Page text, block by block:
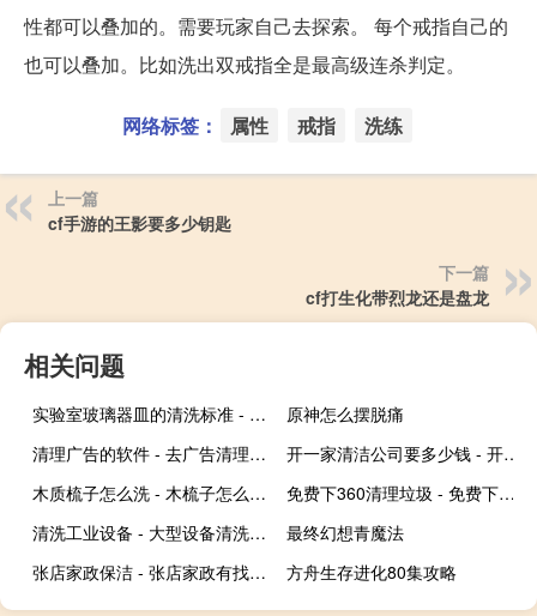
性都可以叠加的。需要玩家自己去探索。 每个戒指自己的
也可以叠加。比如洗出双戒指全是最高级连杀判定。
网络标签： 属性 戒指 洗练
上一篇
cf手游的王影要多少钥匙
下一篇
cf打生化带烈龙还是盘龙
相关问题
实验室玻璃器皿的清洗标准 - 玻璃器皿清洁标准
原神怎么摆脱痛
清理广告的软件 - 去广告清理软件
开一家清洁公司要多少钱 - 开一个小型保洁公司多少钱
木质梳子怎么洗 - 木梳子怎么保养
免费下360清理垃圾 - 免费下载360清理大师
清洗工业设备 - 大型设备清洗公司
最终幻想青魔法
张店家政保洁 - 张店家政有找护工的吗
方舟生存进化80集攻略